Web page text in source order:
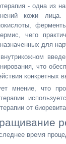
- одна из
кожи
чего
для
что
конкретных
мнение, что
от
время